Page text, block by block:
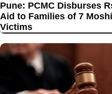
Pune: PCMC Disburses
Aid to Families of 7
Victims